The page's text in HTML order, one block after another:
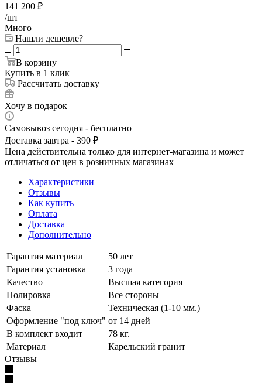
141 200 ₽
/шт
Много
Нашли дешевле?
В корзину
Купить в 1 клик
Рассчитать доставку
Хочу в подарок
Самовывоз сегодня - бесплатно
Доставка завтра - 390 ₽
Цена действительна только для интернет-магазина и может
отличаться от цен в розничных магазинах
Характеристики
Отзывы
Как купить
Оплата
Доставка
Дополнительно
Гарантия материал
50 лет
Гарантия установка
3 года
Качество
Высшая категория
Полировка
Все стороны
Фаска
Техническая (1-10 мм.)
Оформление "под ключ" от 14 дней
В комплект входит
78 кг.
Материал
Карельский гранит
Отзывы